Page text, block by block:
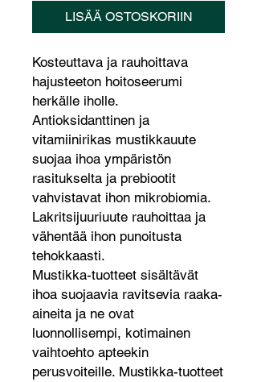
LISÄÄ OSTOSKORIIN
Kosteuttava ja rauhoittava
hajusteeton hoitoseerumi
herkälle iholle.
Antioksidanttinen ja
vitamiinirikas mustikkauute
suojaa ihoa ympäristön
rasitukselta ja prebiootit
vahvistavat ihon mikrobiomia.
Lakritsijuuriuute rauhoittaa ja
vähentää ihon punoitusta
tehokkaasti.
Mustikka-tuotteet sisältävät
ihoa suojaavia ravitsevia raaka-
aineita ja ne ovat
luonnollisempi, kotimainen
vaihtoehto apteekin
perusvoiteille. Mustikka-tuotteet